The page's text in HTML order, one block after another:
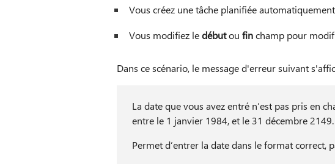
Vous créez une tâche planifiée
Vous modifiez ledébutou finchamp pour
Dans ce scénario, le message d'erreur suivant
La date que vous avez entré n’est pas pris en
entre le 1 janvier 1984, et le 31 décembre 2149.
Permet d’entrer la date dans le format correct,